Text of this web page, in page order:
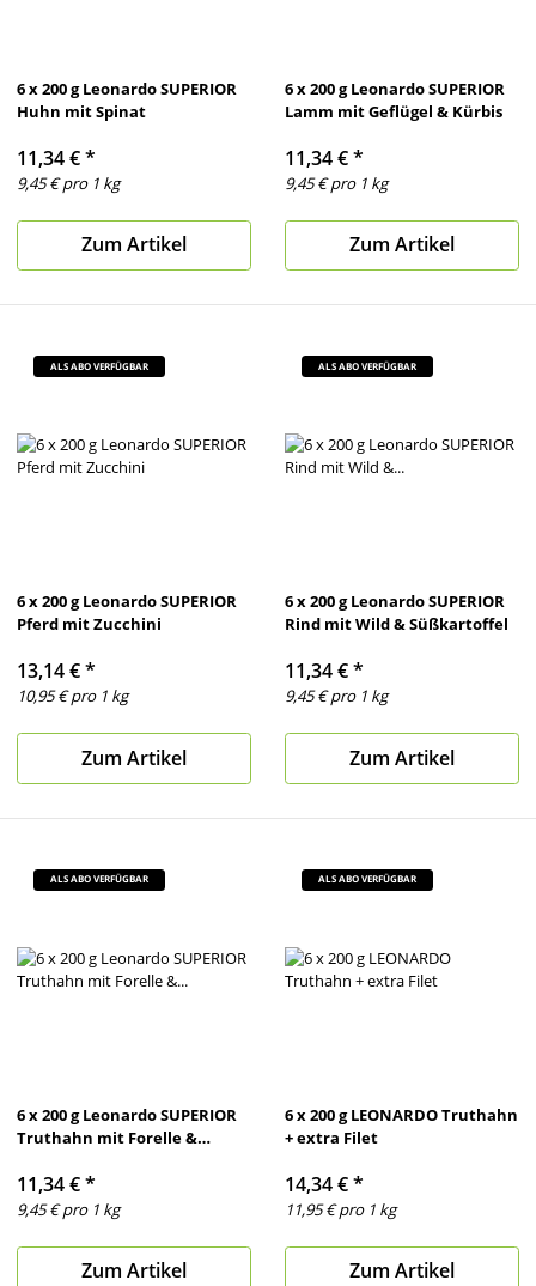
6 x 200 g Leonardo SUPERIOR
Huhn mit Spinat
11,34 €*
9,45 € pro 1 kg
Zum Artikel
6 x 200 g Leonardo SUPERIOR
Lamm mit Geflügel & Kürbis
11,34 €*
9,45 € pro 1 kg
Zum Artikel
ALS ABO VERFÜGBAR
6 x 200 g Leonardo SUPERIOR
Pferd mit Zucchini
13,14 €*
10,95 € pro 1 kg
Zum Artikel
ALS ABO VERFÜGBAR
6 x 200 g Leonardo SUPERIOR
Rind mit Wild & Süßkartoffel
11,34 €*
9,45 € pro 1 kg
Zum Artikel
ALS ABO VERFÜGBAR
6 x 200 g Leonardo SUPERIOR
Truthahn mit Forelle &
11,34 €*
9,45 € pro 1 kg
Zum Artikel
ALS ABO VERFÜGBAR
6 x 200 g LEONARDO Truthahn
+ extra Filet
14,34 €*
11,95 € pro 1 kg
Zum Artikel